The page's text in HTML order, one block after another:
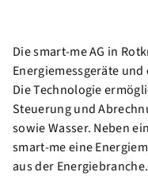
Die smart-me AG in
Energiemessgeräte
Die Technologie
Steuerung und
sowie Wasser. Neben
smart-me eine
aus der